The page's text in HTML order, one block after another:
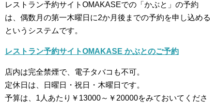
レストラン予約サイトOMAKASEでの「かぶと」の予約
は、偶数月の第一木曜日に2か月後までの予約を申し込める
というシステムです。
レストラン予約サイトOMAKASE かぶとのご予約
店内は完全禁煙で、電子タバコも不可。
定休日は、日曜日・祝日・木曜日です。
予算は、1人あたり￥13000～￥20000をみておいてくださ